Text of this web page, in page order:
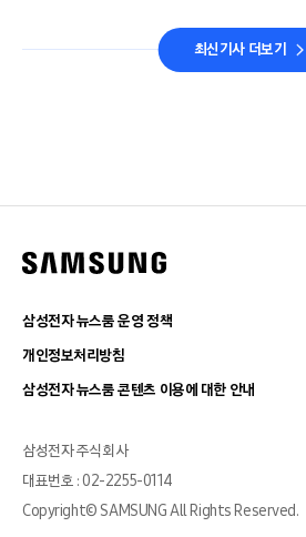
최신기사 더보기
삼성전자 뉴스룸 운영 정책
개인정보처리방침
삼성전자 뉴스룸 콘텐츠 이용에 대한 안내
삼성전자 주식회사
대표번호 : 02-2255-0114
Copyright© SAMSUNG All Rights Reserved.